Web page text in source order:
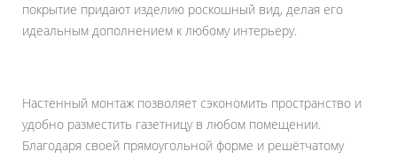
покрытие придают изделию роскошный вид, делая его
идеальным дополнением к любому интерьеру.
Настенный монтаж позволяет сэкономить пространство и
удобно разместить газетницу в любом помещении.
Благодаря своей прямоугольной форме и решётчатому